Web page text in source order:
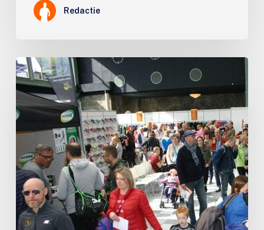
Redactie
Terugblik
en
prijswinnaars